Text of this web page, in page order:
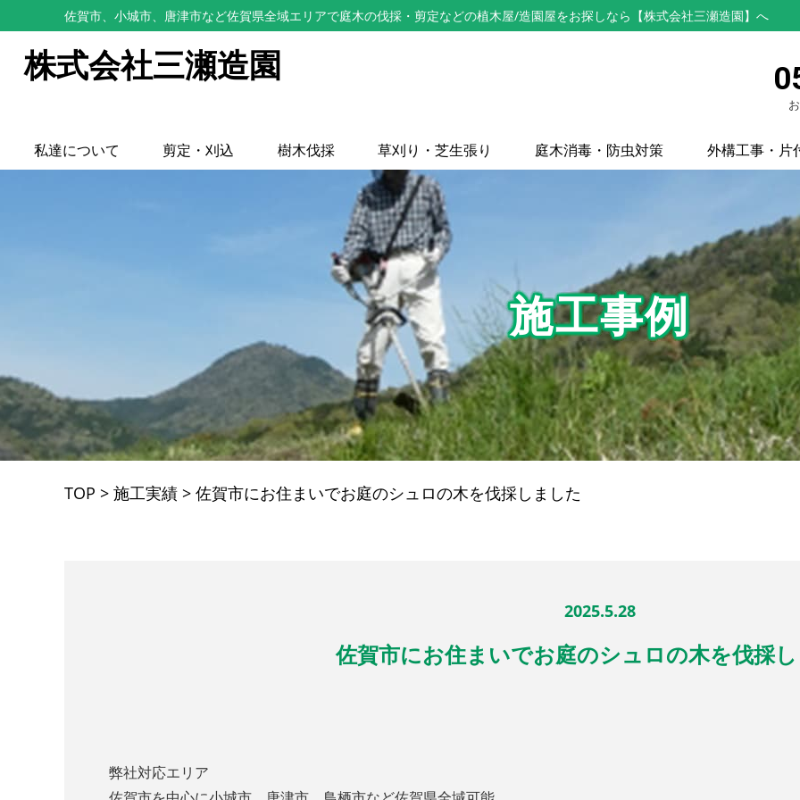
佐賀市、小城市、唐津市など佐賀県全域エリアで庭木の伐採・剪定などの植木屋/造園屋をお探しなら【株式会社三瀬造園】へ
株式会社三瀬造園
私達について 剪定・刈込 樹木伐採 草刈り・芝生張り 庭木消毒・防虫対策 外構工事・片
施工事例
TOP > 施工実績 > 佐賀市にお住まいでお庭のシュロの木を伐採しました
2025.5.28
佐賀市にお住まいでお庭のシュロの木を伐採
弊社対応エリア